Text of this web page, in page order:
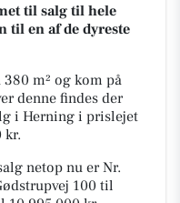
til salg til hele
til en af de dyreste
m² og kom på
denne findes der
i Herning i prislejet
kr.
netop nu er Nr.
100 til